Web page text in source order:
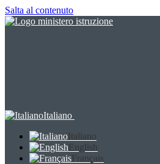
Salta al contenuto
Italiano
Italiano
English
Français